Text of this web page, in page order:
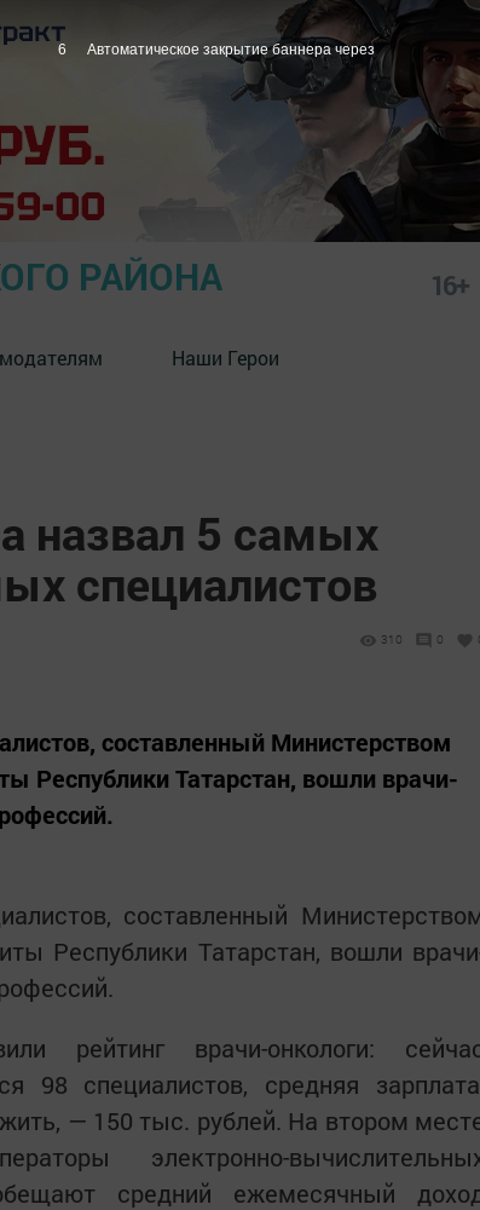
РАЙОНА 16+
Наши Герои
назвал 5 самых
специалистов
310 0
составленный Министерством
Республики Татарстан, вошли врачи-
составленный
Республики Татарстан, вошли
рейтинг врачи-онкологи:
98 специалистов, средняя
— 150 тыс. рублей. На втором
электронно-
средний ежемесячный
5 Автоматическое закрытие баннера через